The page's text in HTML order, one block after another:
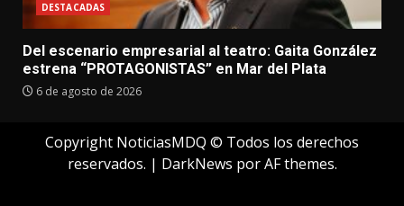
DESTACADAS
Del escenario empresarial al teatro: Gaita González
estrena “PROTAGONISTAS” en Mar del Plata
6 de agosto de 2026
Copyright NoticiasMDQ © Todos los derechos
reservados. | DarkNews por AF themes.